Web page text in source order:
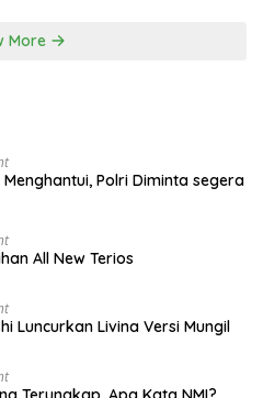
More
Polri Diminta segera
All New Terios
Luncurkan Livina Versi Mungil